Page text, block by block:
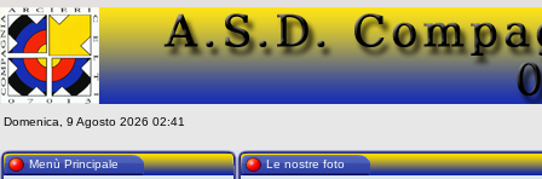
Domenica, 9 Agosto 2026 02:41
Menù Principale
Le nostre foto